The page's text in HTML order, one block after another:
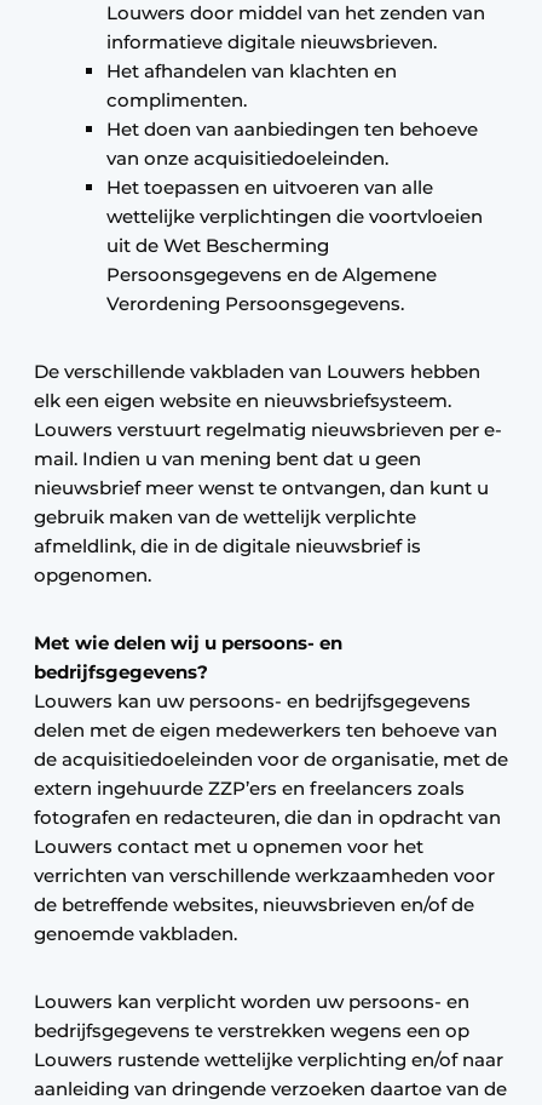
Louwers door middel van het zenden van
informatieve digitale nieuwsbrieven.
Het afhandelen van klachten en
complimenten.
Het doen van aanbiedingen ten behoeve
van onze acquisitiedoeleinden.
Het toepassen en uitvoeren van alle
wettelijke verplichtingen die voortvloeien
uit de Wet Bescherming
Persoonsgegevens en de Algemene
Verordening Persoonsgegevens.
De verschillende vakbladen van Louwers hebben
elk een eigen website en nieuwsbriefsysteem.
Louwers verstuurt regelmatig nieuwsbrieven per e-
mail. Indien u van mening bent dat u geen
nieuwsbrief meer wenst te ontvangen, dan kunt u
gebruik maken van de wettelijk verplichte
afmeldlink, die in de digitale nieuwsbrief is
opgenomen.
Met wie delen wij u persoons- en
bedrijfsgegevens?
Louwers kan uw persoons- en bedrijfsgegevens
delen met de eigen medewerkers ten behoeve van
de acquisitiedoeleinden voor de organisatie, met de
extern ingehuurde ZZP’ers en freelancers zoals
fotografen en redacteuren, die dan in opdracht van
Louwers contact met u opnemen voor het
verrichten van verschillende werkzaamheden voor
de betreffende websites, nieuwsbrieven en/of de
genoemde vakbladen.
Louwers kan verplicht worden uw persoons- en
bedrijfsgegevens te verstrekken wegens een op
Louwers rustende wettelijke verplichting en/of naar
aanleiding van dringende verzoeken daartoe van de